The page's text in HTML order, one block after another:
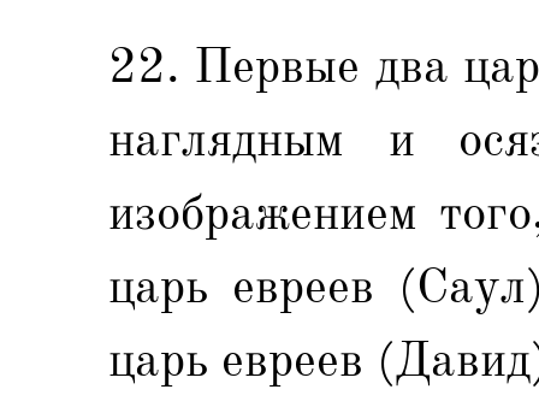
22. Первые два
наглядным и
изображением
царь евреев
царь евреев